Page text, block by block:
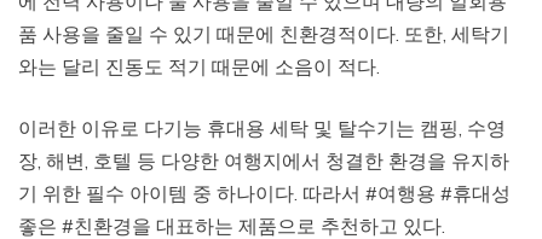
품 사용을 줄일 수 있기 때문에 친환경적이다. 또한, 세탁기
와는 달리 진동도 적기 때문에 소음이 적다.
이러한 이유로 다기능 휴대용 세탁 및 탈수기는 캠핑, 수영
장, 해변, 호텔 등 다양한 여행지에서 청결한 환경을 유지하
기 위한 필수 아이템 중 하나이다. 따라서 #여행용 #휴대성
좋은 #친환경을 대표하는 제품으로 추천하고 있다.